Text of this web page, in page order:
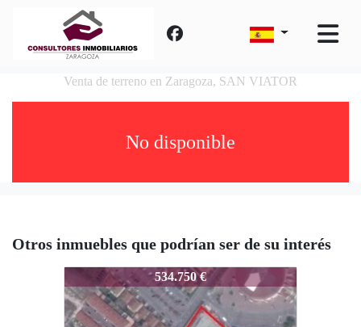
Venta de terreno en Zaragoza, SAN VIATOR
No disponible
Otros inmuebles que podrían ser de su interés
ALI-SRB0000084273
534.750 €